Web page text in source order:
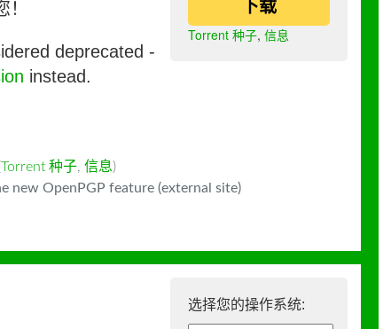
下载
Torrent 种子, 信息
deprecated -
instead.
Torrent 种子, 信息)
new OpenPGP feature (external site)
选择您的操作系统: